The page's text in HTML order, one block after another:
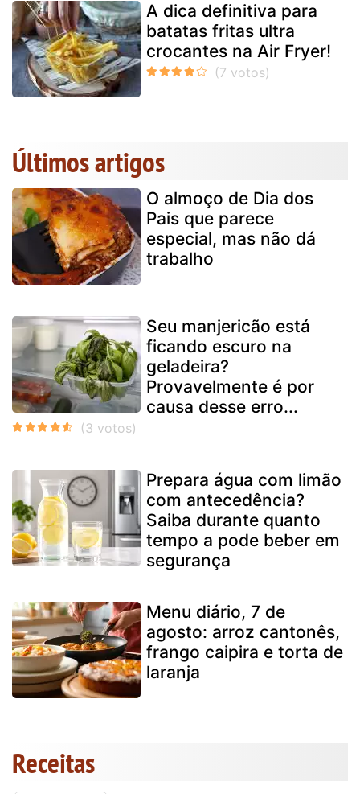
A dica definitiva para
batatas fritas ultra
crocantes na Air Fryer!
Últimos artigos
O almoço de Dia dos
Pais que parece
especial, mas não dá
trabalho
Seu manjericão está
ficando escuro na
geladeira?
Provavelmente é por
causa desse erro...
Prepara água com limão
com antecedência?
Saiba durante quanto
tempo a pode beber em
segurança
Menu diário, 7 de
agosto: arroz cantonês,
frango caipira e torta de
laranja
Receitas